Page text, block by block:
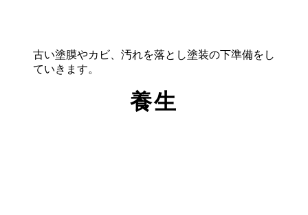
古い塗膜やカビ、汚れを落とし塗装の下準備をし
ていきます。
養生